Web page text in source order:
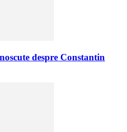
despre Constantin